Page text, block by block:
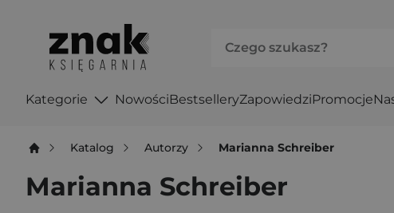
Kategorie NowościBestselleryZapowiedziPromocje
Katalog Autorzy Marianna Schreiber
Marianna Schreiber